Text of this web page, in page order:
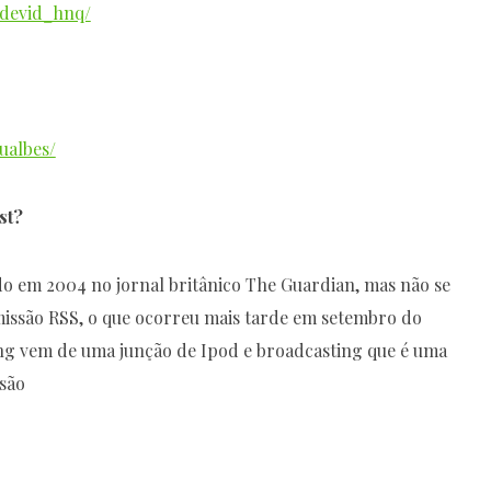
em 2004 no jornal britânico The Guardian, mas não se
RSS, o que ocorreu mais tarde em setembro do
vem de uma junção de Ipod e broadcasting que é uma